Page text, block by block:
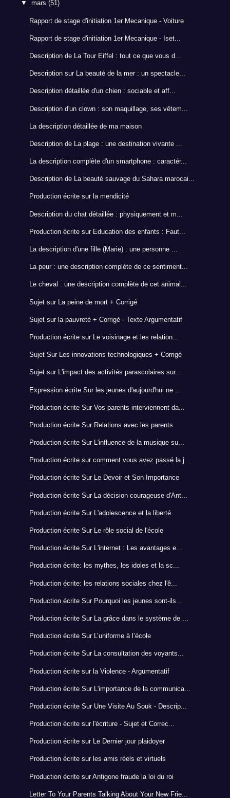
▼mars(51)
Rapport de stage d'initiation 1er Mecanique - Voiture
Rapport de stage d'initiation 1er Mecanique - Iset...
Description de La Tour Eiffel : tout ce que vous d...
Description sur La beauté de la mer : un spectacle...
Description détaillée d'un chien : sociable et aff...
Description d'un clown : son maquillage, ses vêtem...
La description détaillée de ma maison
Description de La plage : une destination vivante ...
La description complète d'un smartphone : caractér...
Description de La beauté sauvage du Sahara marocai...
Production écrite sur la mendicité
Description du chat détaillée : physiquement et m...
Production écrite sur Education des enfants : Faut...
La description d'une fille (Marie) : une personne ...
La peur : une description complète de ce sentiment...
Le cheval : une description complète de cet animal...
Sujet sur La peine de mort + Corrigé
Sujet sur la pauvreté + Corrigé - Texte Argumentatif
Production écrite sur Le voisinage et les relation...
Sujet Sur Les innovations technologiques + Corrigé
Sujet sur L'impact des activités parascolaires sur...
Expression écrite Sur les jeunes d'aujourd'hui ne ...
Production écrite Sur Vos parents interviennent da...
Production écrite Sur Relations avec les parents
Production écrite Sur L'influence de la musique su...
Production écrite sur comment vous avez passé la j...
Production écrite Sur Le Devoir et Son Importance
Production écrite Sur La décision courageuse d'Ant...
Production écrite Sur L'adolescence et la liberté
Production écrite Sur Le rôle social de l'école
Production écrite Sur L'internet : Les avantages e...
Production écrite: les mythes, les idoles et la sc...
Production écrite: les relations sociales chez l'ê...
Production écrite Sur Pourquoi les jeunes sont-ils...
Production écrite Sur La grâce dans le système de ...
Production écrite Sur L’uniforme à l’école
Production écrite Sur La consultation des voyants...
Production écrite sur la Violence - Argumentatif
Production écrite Sur L'importance de la communica...
Production écrite Sur Une Visite Au Souk - Descrip...
Production écrite sur l'écriture - Sujet et Correc...
Production écrite sur Le Dernier jour plaidoyer
Production écrite sur les amis réels et virtuels
Production écrite sur Antigone fraude la loi du roi
Letter To Your Parents Talking About Your New Frie...